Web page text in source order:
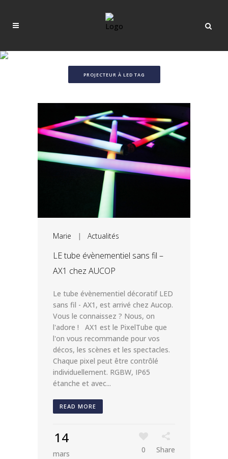
PROJECTEUR À LED TAG
Marie | Actualités
LE tube évènementiel sans fil –
AX1 chez AUCOP
Le tube évènementiel décoratif LED
sans fil - AX1, est arrivé chez Aucop.
Vous le connaissez ? Nous, on
l'adore ! AX1 est le PixelTube que
l'on vous recommande pour vos
décos, les scènes et les spectacles.
Chaque pixel peut être contrôlé
individuellement. RGBW, IP65
étanche et avec...
READ MORE
14
mars 0 Share